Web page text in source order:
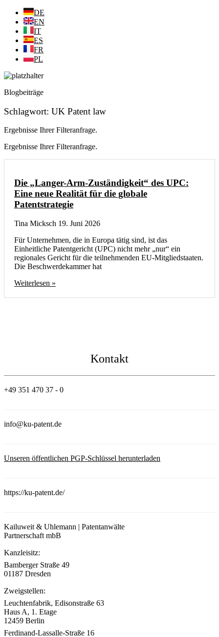
DE
EN
IT
ES
FR
PL
Blogbeiträge
Schlagwort: UK Patent law
Ergebnisse Ihrer Filteranfrage.
Ergebnisse Ihrer Filteranfrage.
Die „Langer-Arm-Zuständigkeit“ des UPC:
Eine neue Realität für die globale
Patentstrategie
Tina Micksch 19. Juni 2026
Für Unternehmen, die in Europa tätig sind, ist das
Einheitliche Patentgericht (UPC) nicht mehr „nur“ ein
regionales Gericht für die teilnehmenden EU-Mitgliedstaaten.
Die Beschwerdekammer hat
Weiterlesen »
Kontakt
+49 351 470 37 - 0
info@ku-patent.de
Unseren öffentlichen PGP-Schlüssel herunterladen
https://ku-patent.de/
Kailuweit & Uhlemann | Patentanwälte
Partnerschaft mbB
Kanzleisitz:
Bamberger Straße 49
01187 Dresden
Zweigstellen:
Leuchtenfabrik, Edisonstraße 63
Haus A, 1. Etage
12459 Berlin
Ferdinand-Lassalle-Straße 16